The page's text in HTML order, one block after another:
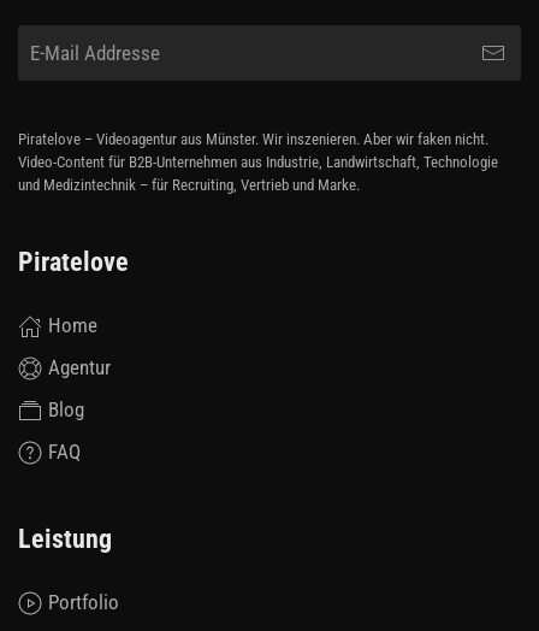
Piratelove – Videoagentur aus Münster. Wir inszenieren. Aber wir faken nicht.
Video-Content für B2B-Unternehmen aus Industrie, Landwirtschaft, Technologie
und Medizintechnik – für Recruiting, Vertrieb und Marke.
Piratelove
Home
Agentur
Blog
FAQ
Leistung
Portfolio